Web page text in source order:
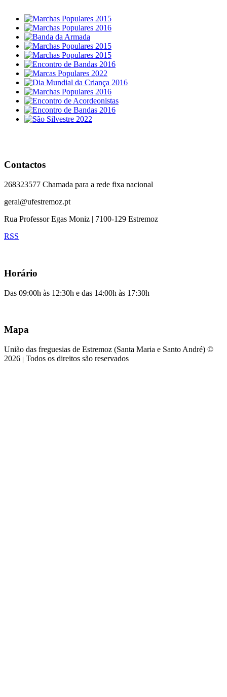
Contactos
268323577 Chamada para a rede fixa nacional
geral@ufestremoz.pt
Rua Professor Egas Moniz | 7100-129 Estremoz
RSS
Horário
Das 09:00h às 12:30h e das 14:00h às 17:30h
Mapa
União das freguesias de Estremoz (Santa Maria e Santo André) ©
2026 | Todos os direitos são reservados